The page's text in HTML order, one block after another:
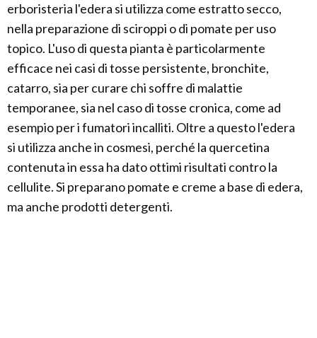
erboristeria l'edera si utilizza come estratto secco,
nella preparazione di sciroppi o di pomate per uso
topico. L'uso di questa pianta è particolarmente
efficace nei casi di tosse persistente, bronchite,
catarro, sia per curare chi soffre di malattie
temporanee, sia nel caso di tosse cronica, come ad
esempio per i fumatori incalliti. Oltre a questo l'edera
si utilizza anche in cosmesi, perché la quercetina
contenuta in essa ha dato ottimi risultati contro la
cellulite. Si preparano pomate e creme a base di edera,
ma anche prodotti detergenti.